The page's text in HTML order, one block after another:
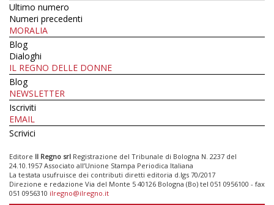
Ultimo numero
Numeri precedenti
MORALIA
Blog
Dialoghi
IL REGNO DELLE DONNE
Blog
NEWSLETTER
Iscriviti
EMAIL
Scrivici
Editore Il Regno srl Registrazione del Tribunale di Bologna N. 2237 del
24.10.1957 Associato all’Unione Stampa Periodica Italiana
La testata usufruisce dei contributi diretti editoria d.lgs 70/2017
Direzione e redazione Via del Monte 5 40126 Bologna (Bo) tel 051 0956100 - fax
051 0956310 ilregno@ilregno.it